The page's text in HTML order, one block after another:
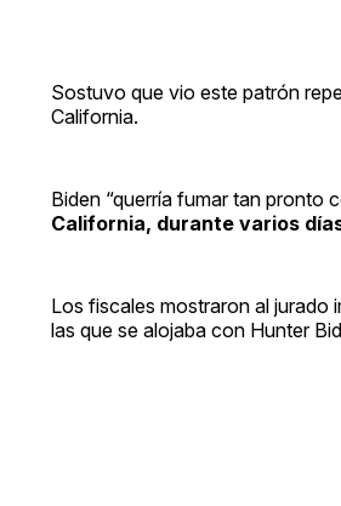
Sostuvo que vio este patrón
California.
Biden “querría fumar tan pronto
California, durante varios
Los fiscales mostraron al jurado
las que se alojaba con Hunter